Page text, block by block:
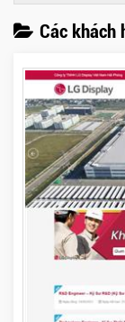
Các khách